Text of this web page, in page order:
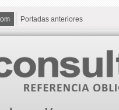
Portadas anteriores